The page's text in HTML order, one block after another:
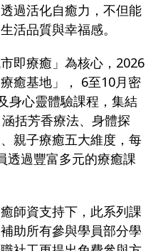
過活化自癒力，不但能
活品質與幸福感。
即療癒」為核心，2026
癒基地」， 6至10月密
身心靈體驗課程，集結
括芳香療法、身體探
親子療癒五大維度，每
透過豐富多元的療癒課
師資支持下，此系列課
助所有參與學員部分學